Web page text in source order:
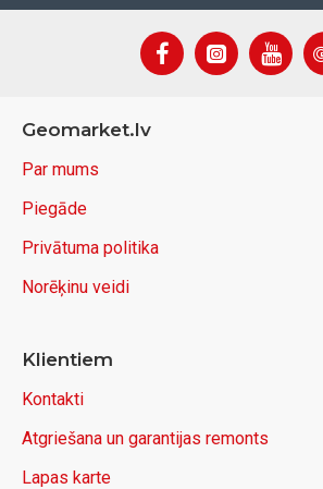
Geomarket.lv
Par mums
Piegāde
Privātuma politika
Norēķinu veidi
Klientiem
Kontakti
Atgriešana un garantijas remonts
Lapas karte